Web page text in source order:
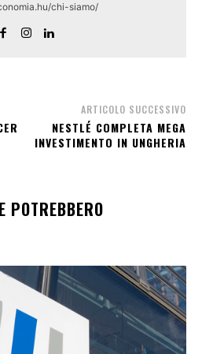
chi-siamo/
ARTICOLO SUCCESSIVO
NESTLÉ COMPLETA MEGA
INVESTIMENTO IN UNGHERIA
POTREBBERO